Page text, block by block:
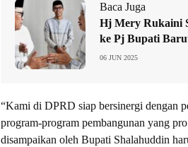
Baca Juga
Hj Mery Rukaini
ke Pj Bupati
06 JUN 2025
“Kami di DPRD siap bersinergi dengan
program-program pembangunan yang
disampaikan oleh Bupati Shalahuddin